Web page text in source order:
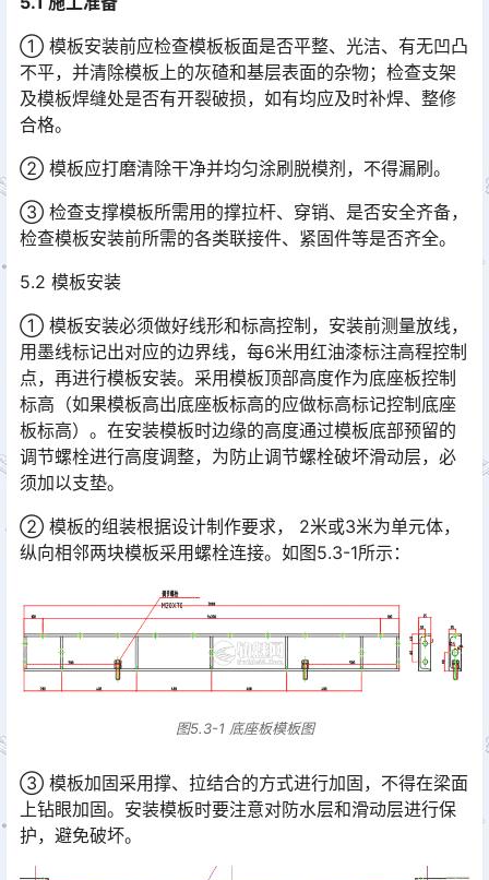
① 模板安装前应检查模板板面是否平整、光洁、有无凹凸
不平，并清除模板上的灰碴和基层表面的杂物；检查支架
及模板焊缝处是否有开裂破损，如有均应及时补焊、整修
合格。
② 模板应打磨清除干净并均匀涂刷脱模剂，不得漏刷。
③ 检查支撑模板所需用的撑拉杆、穿销、是否安全齐备，
检查模板安装前所需的各类联接件、紧固件等是否齐全。
5.2 模板安装
① 模板安装必须做好线形和标高控制，安装前测量放线，
用墨线标记出对应的边界线，每6米用红油漆标注高程控制
点，再进行模板安装。采用模板顶部高度作为底座板控制
标高（如果模板高出底座板标高的应做标高标记控制底座
板标高）。在安装模板时边缘的高度通过模板底部预留的
调节螺栓进行高度调整，为防止调节螺栓破坏滑动层，必
须加以支垫。󠅅󠅃󠄵󠅂󠄪󠇖󠆨󠆨󠇕󠆞󠆒󠅬󠇘󠆭󠆘󠇙󠆝󠅵󠇗󠆭󠆁󠄐󠇗󠅹󠅸󠇖󠆍󠅳󠇖󠅹󠅰󠇖󠆌󠅹
② 模板的组装根据设计制作要求， 2米或3米为单元体，
纵向相邻两块模板采用螺栓连接。如图5.3-1所示：
图5.3-1 底座板模板图
③ 模板加固采用撑、拉结合的方式进行加固，不得在梁面
上钻眼加固。安装模板时要注意对防水层和滑动层进行保
护，避免破坏。